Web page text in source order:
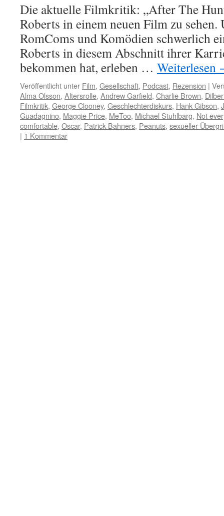
Die aktuelle Filmkritik: „After The
Roberts in einem neuen Film zu sehen.
RomComs und Komödien schwerlich
Roberts in diesem Abschnitt ihrer
bekommen hat, erleben … Weiterlesen
Veröffentlicht unter Film, Gesellschaft, Podcast, Rezension |
Alma Olsson, Altersrolle, Andrew Garfield, Charlie Brown,
Filmkritik, George Clooney, Geschlechterdiskurs, Hank Gibson,
Guadagnino, Maggie Price, MeToo, Michael Stuhlbarg, Not
comfortable, Oscar, Patrick Bahners, Peanuts, sexueller
| 1 Kommentar